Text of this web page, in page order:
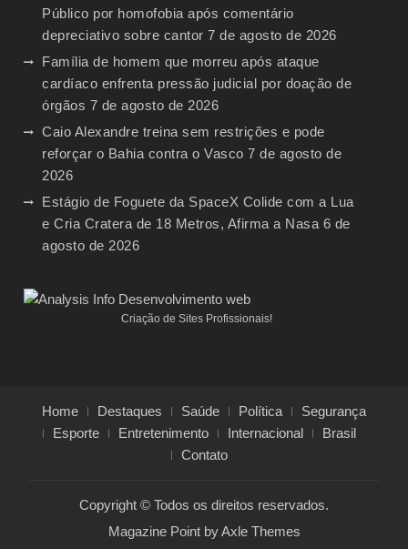
Público por homofobia após comentário
depreciativo sobre cantor 7 de agosto de 2026
Família de homem que morreu após ataque
cardíaco enfrenta pressão judicial por doação de
órgãos 7 de agosto de 2026
Caio Alexandre treina sem restrições e pode
reforçar o Bahia contra o Vasco 7 de agosto de
2026
Estágio de Foguete da SpaceX Colide com a Lua
e Cria Cratera de 18 Metros, Afirma a Nasa 6 de
agosto de 2026
Criação de Sites Profissionais!
Home Destaques Saúde Política
Segurança
Esporte
Entretenimento Internacional
Brasil
Contato
Copyright © Todos os direitos reservados.
Magazine Point byAxle Themes